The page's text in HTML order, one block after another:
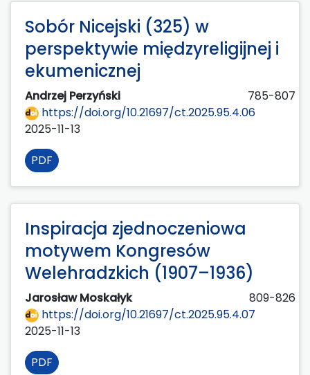
Sobór Nicejski (325) w
perspektywie międzyreligijnej i
ekumenicznej
Andrzej Perzyński
785-807
https://doi.org/10.21697/ct.2025.95.4.06
2025-11-13
PDF
Inspiracja zjednoczeniowa
motywem Kongresów
Welehradzkich (1907–1936)
Jarosław Moskałyk
809-826
https://doi.org/10.21697/ct.2025.95.4.07
2025-11-13
PDF